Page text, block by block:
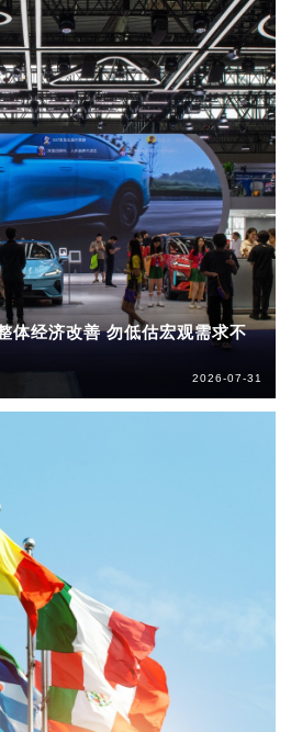
体经济改善 勿低估宏观需求不
2026-07-31